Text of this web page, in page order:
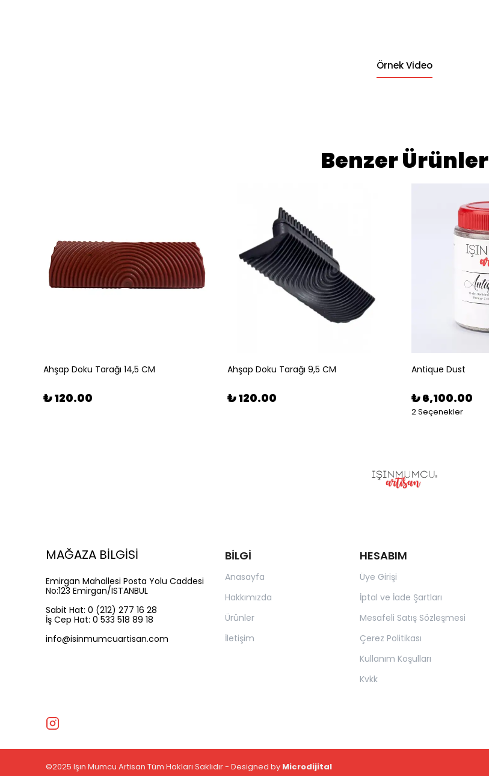
Örnek Video
Benzer Ürünler
Ahşap Doku Tarağı 14,5 CM
₺ 120.00
Ahşap Doku Tarağı 9,5 CM
₺ 120.00
Antique Dust
₺ 6,100.00
2 Seçenekler
BİLGİ
Anasayfa
Hakkımızda
Ürünler
İletişim
HESABIM
Üye Girişi
İptal ve İade Şartları
Mesafeli Satış Sözleşmesi
Çerez Politikası
Kullanım Koşulları
Kvkk
MAĞAZA BİLGİSİ
Emirgan Mahallesi Posta Yolu Caddesi
No:123 Emirgan/ISTANBUL
Sabit Hat: 0 (212) 277 16 28
İş Cep Hat: 0 533 518 89 18
info@isinmumcuartisan.com
©2025 Işın Mumcu Artisan Tüm Hakları Saklıdır - Designed by Microdijital